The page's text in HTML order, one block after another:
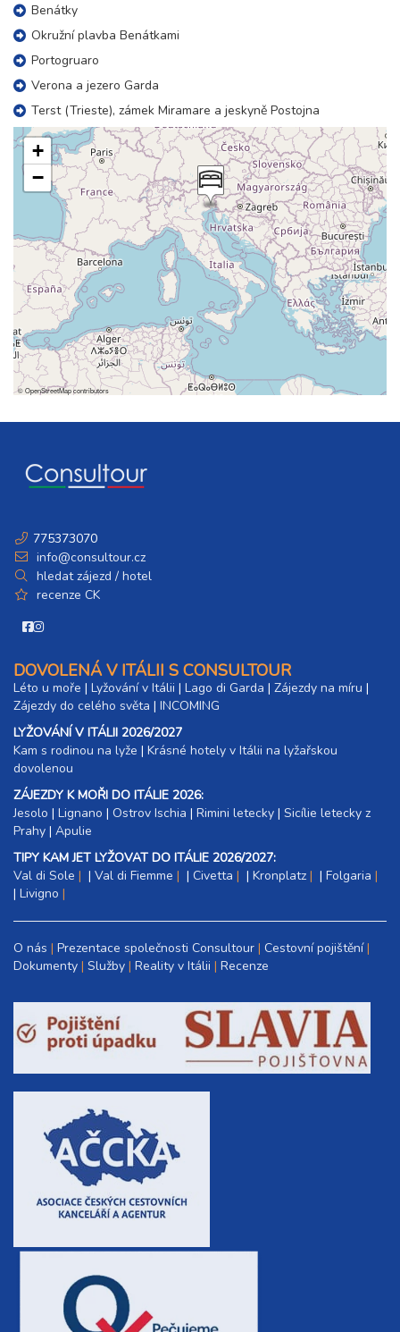
Benátky
Okružní plavba Benátkami
Portogruaro
Verona a jezero Garda
Terst (Trieste), zámek Miramare a jeskyně Postojna
+
−
©OpenStreetMapcontributors
775373070
info@consultour.cz
hledat zájezd / hotel
recenze CK
DOVOLENÁ V ITÁLII S CONSULTOUR
Léto u moře | Lyžování v Itálii | Lago di Garda | Zájezdy na míru |
Zájezdy do celého světa | INCOMING
LYŽOVÁNÍ V ITÁLII 2026/2027
Kam s rodinou na lyže |​ Krásné hotely v Itálii na lyžařskou
dovolenou
ZÁJEZDY K MOŘI DO ITÁLIE 2026:
Jesolo | Lignano | Ostrov Ischia | Rimini letecky | Sicílie letecky z
Prahy | Apulie
TIPY KAM JET LYŽOVAT DO ITÁLIE 2026/2027:
Val di Sole
| Val di Fiemme | Civetta | Kronplatz | Folgaria
| Livigno
O nás Prezentace společnosti Consultour Cestovní pojištění
Dokumenty Služby Reality v Itálii Recenze